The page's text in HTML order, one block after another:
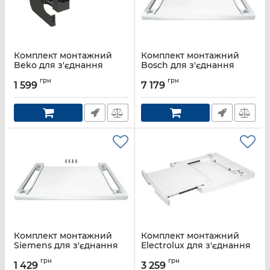
Комплект монтажний
Beko для з'єднання
сушильною машиною,
Артикул: PSKMG
1 599 грн
Комплект монтажний
Bosch для з'єднання
сушильною машиною,
Артикул: WTZ27500
7 179 грн
Комплект монтажний
Siemens для з'єднання
сушильною машиною,
1 429 грн
Комплект монтажний
Electrolux для з'єднання
сушильною машиною,
3 259 грн